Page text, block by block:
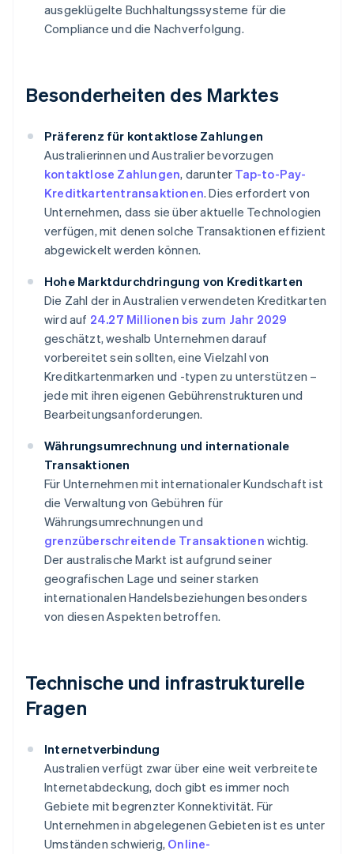
ausgeklügelte Buchhaltungssysteme für die
Compliance und die Nachverfolgung.
Besonderheiten des Marktes
Präferenz für kontaktlose Zahlungen
Australierinnen und Australier bevorzugen
kontaktlose Zahlungen, darunter Tap-to-Pay-
Kreditkartentransaktionen. Dies erfordert von
Unternehmen, dass sie über aktuelle Technologien
verfügen, mit denen solche Transaktionen effizient
abgewickelt werden können.
Hohe Marktdurchdringung von Kreditkarten
Die Zahl der in Australien verwendeten Kreditkarten
wird auf 24.27 Millionen bis zum Jahr 2029
geschätzt, weshalb Unternehmen darauf
vorbereitet sein sollten, eine Vielzahl von
Kreditkartenmarken und -typen zu unterstützen –
jede mit ihren eigenen Gebührenstrukturen und
Bearbeitungsanforderungen.
Währungsumrechnung und internationale
Transaktionen
Für Unternehmen mit internationaler Kundschaft ist
die Verwaltung von Gebühren für
Währungsumrechnungen und
grenzüberschreitende Transaktionen wichtig.
Der australische Markt ist aufgrund seiner
geografischen Lage und seiner starken
internationalen Handelsbeziehungen besonders
von diesen Aspekten betroffen.
Technische und infrastrukturelle
Fragen
Internetverbindung
Australien verfügt zwar über eine weit verbreitete
Internetabdeckung, doch gibt es immer noch
Gebiete mit begrenzter Konnektivität. Für
Unternehmen in abgelegenen Gebieten ist es unter
Umständen schwierig, Online-